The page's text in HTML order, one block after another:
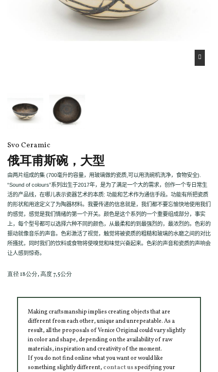
Svo Ceramic
俄耳甫斯碗，大型
由两片组成的集 (700毫升的容量，用玻璃做的瓷质 可以用洗碗机洗净，食物安全).
“Sound of colours”系列出生于2017年，是为了满足一个大的需求，创作一个专日常生
活的产品线，在哪儿表示瓷器艺术的本质: 功能和艺术作为通信手段。功能有所把瓷质
的形状和用途定义了为陶器材料。我要传递的信息就是，我们都不要忘愉快地使用我们
的感觉，感觉是我们情绪的第一个开关。颜色是这个系列的一个重要组成部分，事实
上，每个型号都可以选择六种不同的颜色，从最柔和的到最强烈的，最浓烈的。色彩的
振动就像音乐的声音。色彩激活了视觉，触觉将被瓷质的粗糙和玻璃的水磨之间的对比
所搔扰，同时我们的饮料或食物将使嗅觉和味觉兴奋起来。色彩的声音和瓷质的声响会
让人感到惊奇。
直径 18公分, 高度 7,5公分
Making craftsmanship implies creating objects that are
different from each other, unique and unrepeatable. As a
result, all the proposals of Venice Original could vary slightly
in color and shape, depending on the availability of raw
materials, inspiration and creativity of the moment.
If you do not find online what you want or would like
something slightly different, contact usspecifying your